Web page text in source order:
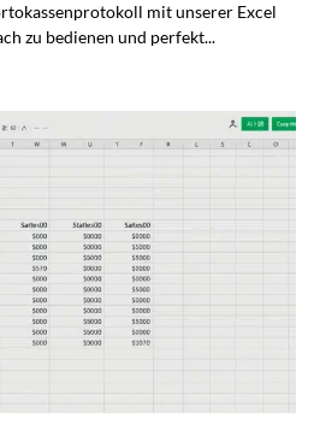
mit unserer Excel
zu bedienen und perfekt...